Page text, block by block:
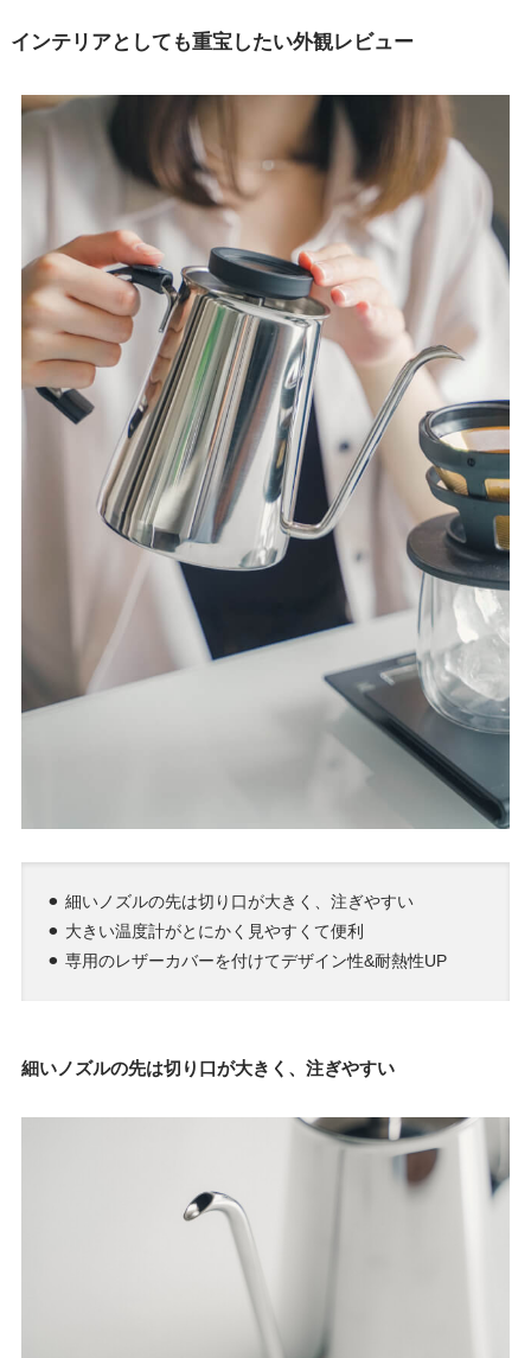
インテリアとしても重宝したい外観レビュー
⚫︎ 細いノズルの先は切り口が大きく、注ぎやすい
⚫︎ 大きい温度計がとにかく見やすくて便利
⚫︎ 専用のレザーカバーを付けてデザイン性&耐熱性UP
細いノズルの先は切り口が大きく、注ぎやすい